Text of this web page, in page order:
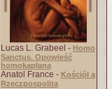
Lucas L. Grabeel - Homo
Sanctus. Opowieść
homokapłana
Anatol France - Kościół a
Rzeczpospolita